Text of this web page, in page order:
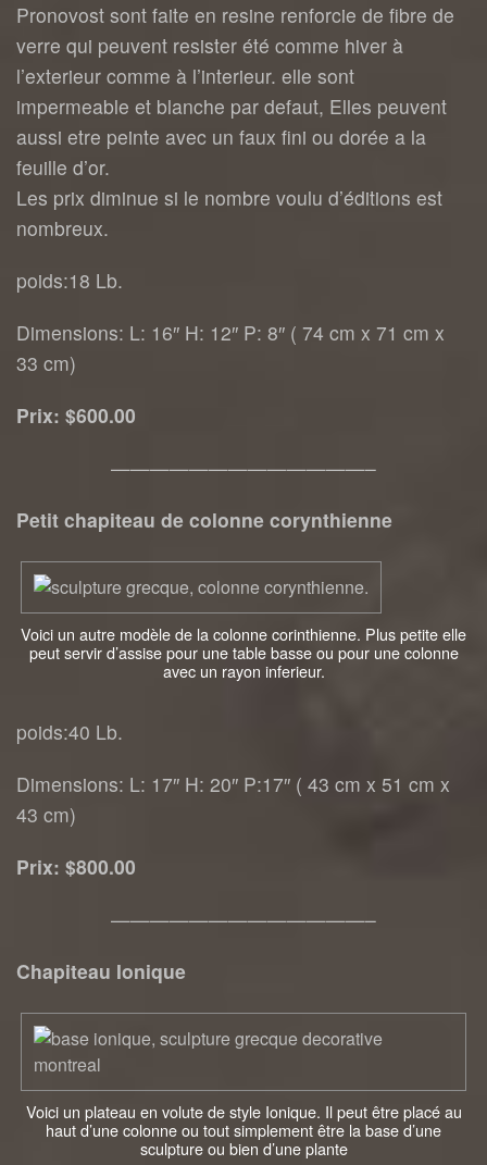
Pronovost sont faite en resine renforcie de fibre de
verre qui peuvent resister été comme hiver à
l’exterieur comme à l’interieur. elle sont
impermeable et blanche par defaut, Elles peuvent
aussi etre peinte avec un faux fini ou dorée a la
feuille d’or.
Les prix diminue si le nombre voulu d’éditions est
nombreux.
poids:18 Lb.
Dimensions: L: 16″ H: 12″ P: 8″ ( 74 cm x 71 cm x
33 cm)
Prix: $600.00
—————————————–
Petit chapiteau de colonne corynthienne
Voici un autre modèle de la colonne corinthienne. Plus petite elle
peut servir d’assise pour une table basse ou pour une colonne
avec un rayon inferieur.
poids:40 Lb.
Dimensions: L: 17″ H: 20″ P:17″ ( 43 cm x 51 cm x
43 cm)
Prix: $800.00
—————————————–
Chapiteau Ionique
Voici un plateau en volute de style Ionique. Il peut être placé au
haut d’une colonne ou tout simplement être la base d’une
sculpture ou bien d’une plante